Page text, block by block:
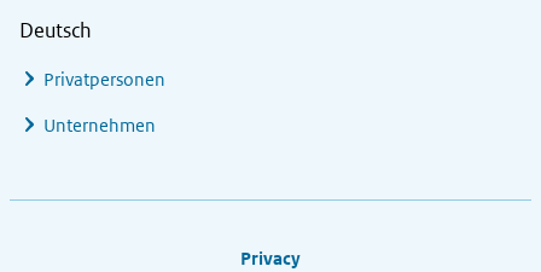
Deutsch
Privatpersonen
Unternehmen
Privacy